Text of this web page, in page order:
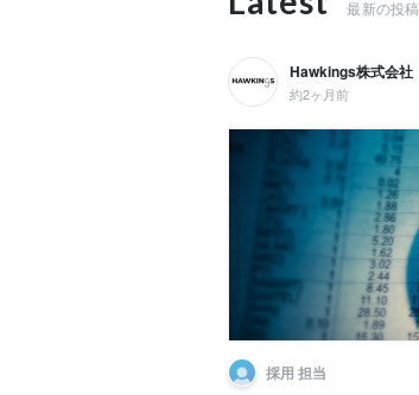
最新の投稿
Hawkings株式会社
約2ヶ月前
採用 担当